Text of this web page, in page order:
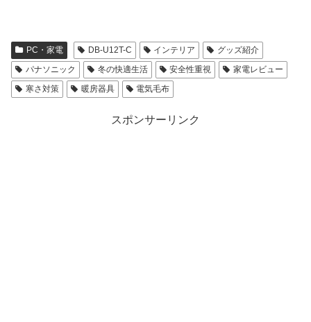
PC・家電 DB-U12T-C インテリア
グッズ紹介
パナソニック
冬の快適生活 安全性重視
家電レビュー
寒さ対策
暖房器具 電気毛布
スポンサーリンク